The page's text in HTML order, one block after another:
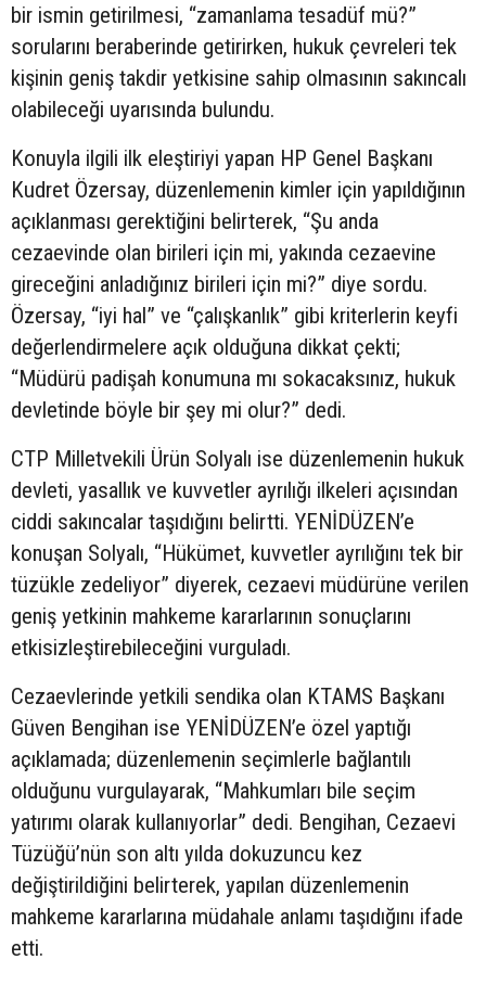
bir ismin getirilmesi, “zamanlama tesadüf mü?”
sorularını beraberinde getirirken, hukuk çevreleri tek
kişinin geniş takdir yetkisine sahip olmasının sakıncalı
olabileceği uyarısında bulundu.
Konuyla ilgili ilk eleştiriyi yapan HP Genel Başkanı
Kudret Özersay, düzenlemenin kimler için yapıldığının
açıklanması gerektiğini belirterek, “Şu anda
cezaevinde olan birileri için mi, yakında cezaevine
gireceğini anladığınız birileri için mi?” diye sordu.
Özersay, “iyi hal” ve “çalışkanlık” gibi kriterlerin keyfi
değerlendirmelere açık olduğuna dikkat çekti;
“Müdürü padişah konumuna mı sokacaksınız, hukuk
devletinde böyle bir şey mi olur?” dedi.
CTP Milletvekili Ürün Solyalı ise düzenlemenin hukuk
devleti, yasallık ve kuvvetler ayrılığı ilkeleri açısından
ciddi sakıncalar taşıdığını belirtti. YENİDÜZEN’e
konuşan Solyalı, “Hükümet, kuvvetler ayrılığını tek bir
tüzükle zedeliyor” diyerek, cezaevi müdürüne verilen
geniş yetkinin mahkeme kararlarının sonuçlarını
etkisizleştirebileceğini vurguladı.
Cezaevlerinde yetkili sendika olan KTAMS Başkanı
Güven Bengihan ise YENİDÜZEN’e özel yaptığı
açıklamada; düzenlemenin seçimlerle bağlantılı
olduğunu vurgulayarak, “Mahkumları bile seçim
yatırımı olarak kullanıyorlar” dedi. Bengihan, Cezaevi
Tüzüğü’nün son altı yılda dokuzuncu kez
değiştirildiğini belirterek, yapılan düzenlemenin
mahkeme kararlarına müdahale anlamı taşıdığını ifade
etti.